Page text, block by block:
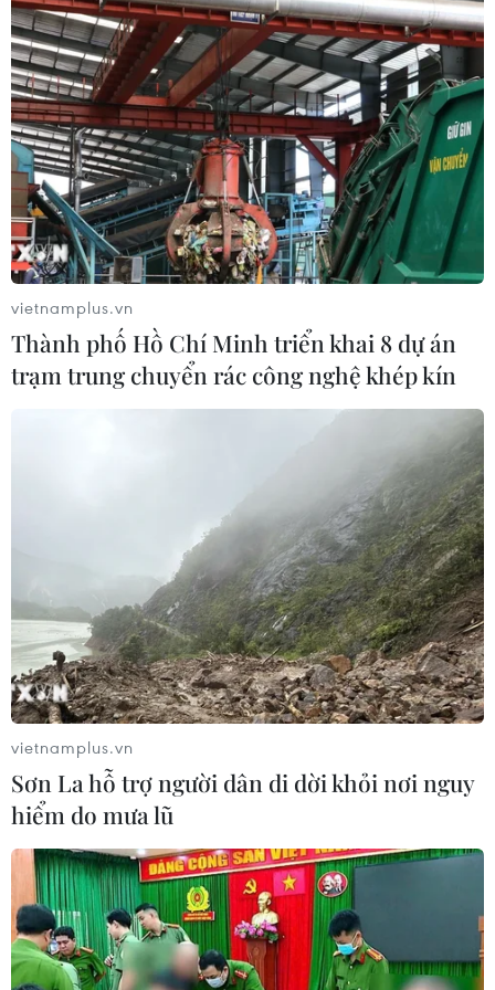
Vụ gian lận điểm thi tại Tuyên
Quang: Sáng mai (5/8), công bố
phương án xử lý
04/08/2026 11:11
Nghệ An: Gấp rút hoàn thiện trường
lớp, cải thiện điều kiện dạy học
04/08/2026 04:35
Hôm nay, các cơ sở giáo dục đại học
bắt đầu xét tuyển nguyện vọng
04/08/2026 03:58
dục sau sắp xếp trường lớp
Trang bị kỹ năng, vốn tiếng Việt cho
trẻ em dân tộc thiểu số trước khi vào
lớp 1
Thủ khoa Trường Quản trị Kinh
doanh bật mí bí quyết duy trì thành
tích xuất sắc
02/08/2026 09:16
Trước thềm năm học mới: Giáo dục
vietnamplus.vn
Thành phố Hồ Chí Minh triển khai 8 dự án
trạm trung chuyển rác công nghệ khép kín
vietnamplus.vn
Sơn La hỗ trợ người dân di dời khỏi nơi nguy
hiểm do mưa lũ